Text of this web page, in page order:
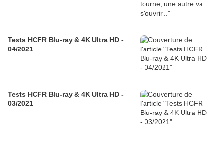
Tests HCFR Blu-ray & 4K Ultra HD -
04/2021
Tests HCFR Blu-ray & 4K Ultra HD -
03/2021